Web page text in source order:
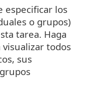
especificar los
o grupos)
tarea. Haga
visualizar todos
sus